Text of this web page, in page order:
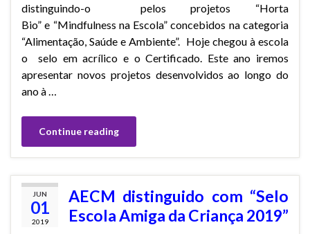
distinguindo-o pelos projetos “Horta
Bio” e “Mindfulness na Escola” concebidos na categoria
“Alimentação, Saúde e Ambiente”. Hoje chegou à escola
o selo em acrílico e o Certificado. Este ano iremos
apresentar novos projetos desenvolvidos ao longo do
ano à …
Continue reading
JUN
01
2019
AECM distinguido com “Selo
Escola Amiga da Criança 2019”